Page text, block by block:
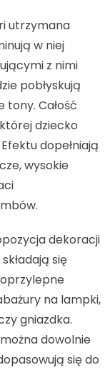
utrzymana
w niej
z nimi
pobłyskują
tony. Całość
dziecko
dopełniają
wysokie
dekoracji
się
na lampki,
gniazdka.
dowolnie
się do